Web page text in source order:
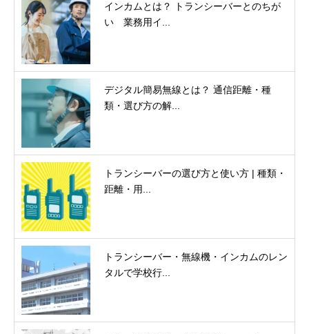
インカムとは？ トランシーバーとのちが
い 業務用イ...
デジタル簡易無線とは？ 通信距離・種
類・選び方の解...
トランシーバーの選び方と使い方 | 種類・
距離・用...
トランシーバー・無線機・インカムのレン
タルで学校行...